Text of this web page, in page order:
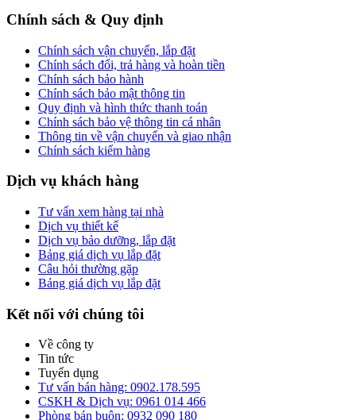
Chính sách & Quy định
Chính sách vận chuyển, lắp đặt
Chính sách đổi, trả hàng và hoàn tiền
Chính sách bảo hành
Chính sách bảo mật thông tin
Quy định và hình thức thanh toán
Chính sách bảo vệ thông tin cá nhân
Thông tin về vận chuyển và giao nhận
Chính sách kiểm hàng
Dịch vụ khách hàng
Tư vấn xem hàng tại nhà
Dịch vụ thiết kế
Dịch vụ bảo dưỡng, lắp đặt
Bảng giá dịch vụ lắp đặt
Câu hỏi thường gặp
Bảng giá dịch vụ lắp đặt
Kết nối với chúng tôi
Về công ty
Tin tức
Tuyển dụng
Tư vấn bán hàng: 0902.178.595
CSKH & Dịch vụ: 0961 014 466
Phòng bán buôn: 0932 090 180